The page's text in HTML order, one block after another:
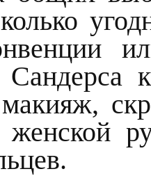
Сандерса
женской